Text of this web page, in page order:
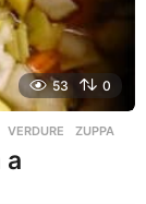
53 0
,VERDURE ,ZUPPA
a